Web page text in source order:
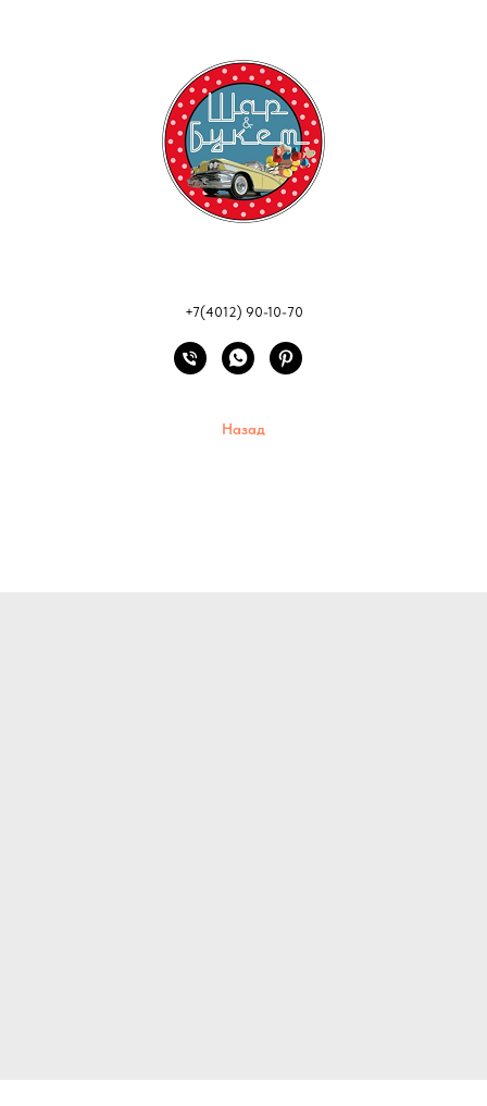
+7(4012) 90-10-70
Назад